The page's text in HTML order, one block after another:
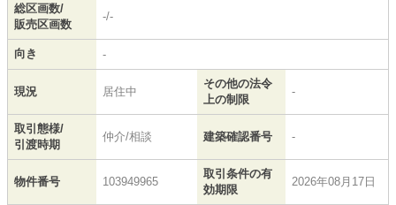
総区画数/
販売区画数
-/-
向き -
現況 居住中
その他の法令
上の制限
-
取引態様/
引渡時期
仲介/相談 建築確認番号 -
物件番号 103949965
取引条件の有
効期限
2026年08月17日